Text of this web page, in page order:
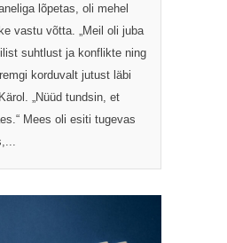
lõpetas, oli mehel
vastu võtta. „Meil oli juba
suhtlust ja konflikte ning
korduvalt jutust läbi
„Nüüd tundsin, et
Mees oli esiti tugevas